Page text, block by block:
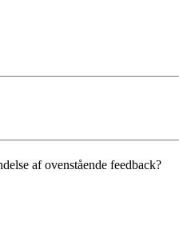
af ovenstående feedback?